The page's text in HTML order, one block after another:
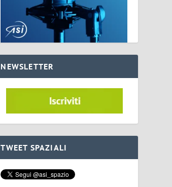
NEWSLETTER
TWEET SPAZIALI